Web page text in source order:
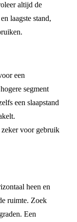
altijd de
laagste stand,
een
segment
een slaapstand
voor gebruik
heen en
ruimte. Zoek
Een